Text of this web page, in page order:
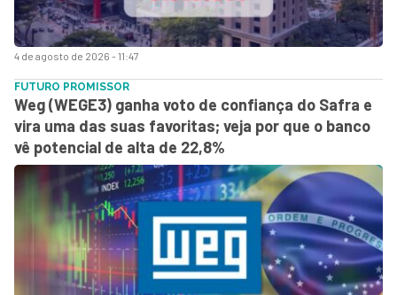
4 de agosto de 2026 - 11:47
FUTURO PROMISSOR
Weg (WEGE3) ganha voto de confiança do Safra e
vira uma das suas favoritas; veja por que o banco
vê potencial de alta de 22,8%